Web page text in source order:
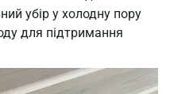
убір у холодну пору
для підтримання